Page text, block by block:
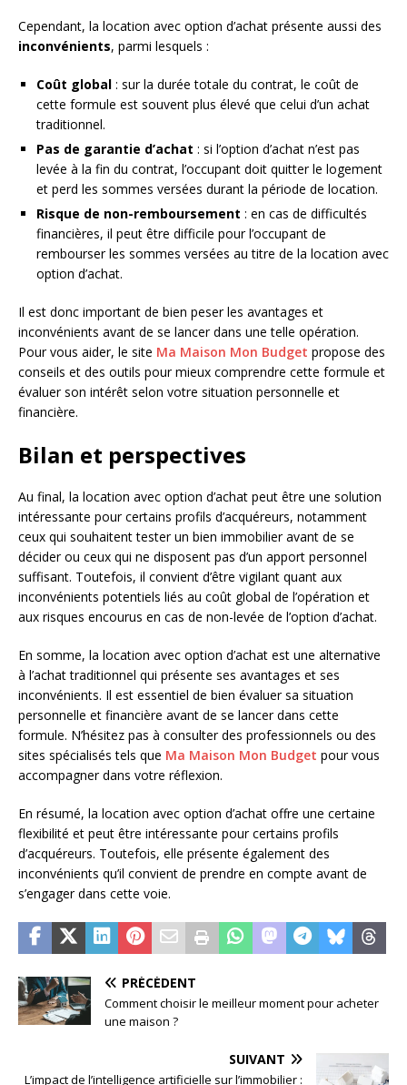
Cependant, la location avec option d’achat présente aussi des
inconvénients, parmi lesquels :
Coût global : sur la durée totale du contrat, le coût de
cette formule est souvent plus élevé que celui d’un achat
traditionnel.
Pas de garantie d’achat : si l’option d’achat n’est pas
levée à la fin du contrat, l’occupant doit quitter le logement
et perd les sommes versées durant la période de location.
Risque de non-remboursement : en cas de difficultés
financières, il peut être difficile pour l’occupant de
rembourser les sommes versées au titre de la location avec
option d’achat.
Il est donc important de bien peser les avantages et
inconvénients avant de se lancer dans une telle opération.
Pour vous aider, le site Ma Maison Mon Budget propose des
conseils et des outils pour mieux comprendre cette formule et
évaluer son intérêt selon votre situation personnelle et
financière.
Bilan et perspectives
Au final, la location avec option d’achat peut être une solution
intéressante pour certains profils d’acquéreurs, notamment
ceux qui souhaitent tester un bien immobilier avant de se
décider ou ceux qui ne disposent pas d’un apport personnel
suffisant. Toutefois, il convient d’être vigilant quant aux
inconvénients potentiels liés au coût global de l’opération et
aux risques encourus en cas de non-levée de l’option d’achat.
En somme, la location avec option d’achat est une alternative
à l’achat traditionnel qui présente ses avantages et ses
inconvénients. Il est essentiel de bien évaluer sa situation
personnelle et financière avant de se lancer dans cette
formule. N’hésitez pas à consulter des professionnels ou des
sites spécialisés tels que Ma Maison Mon Budget pour vous
accompagner dans votre réflexion.
En résumé, la location avec option d’achat offre une certaine
flexibilité et peut être intéressante pour certains profils
d’acquéreurs. Toutefois, elle présente également des
inconvénients qu’il convient de prendre en compte avant de
s’engager dans cette voie.
PRÉCÉDENT
Comment choisir le meilleur moment pour acheter
une maison ?
SUIVANT
L’impact de l’intelligence artificielle sur l’immobilier :